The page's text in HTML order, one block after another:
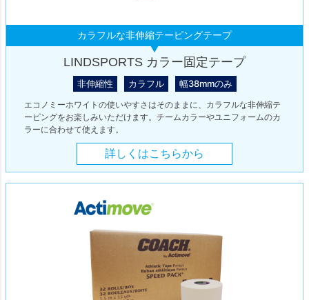
カラフルな非伸縮テーピングテープ
LINDSPORTS カラー固定テープ
非伸縮性 カラフル 幅38mmのみ
エコノミーホワイトの使いやすさはそのままに、カラフルな非伸縮テ
ーピングをお楽しみいただけます。チームカラーやユニフォームのカ
ラーに合わせて使えます。
詳しくはこちらから